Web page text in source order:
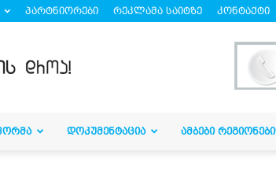
პარტნიორები რეკლამა საიტზე კონტაქტი
ᲓᲝᲙᲣᲛᲔᲜᲢᲐᲪᲘᲐ ᲐᲛᲑᲔᲑᲘ